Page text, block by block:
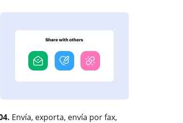
Envía, exporta, envía por fax,